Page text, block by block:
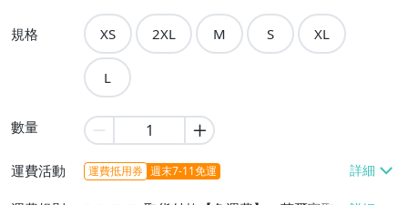
規格 XS 2XL M S XL
L
數量
運費活動 運費抵用券 週末7-11免運